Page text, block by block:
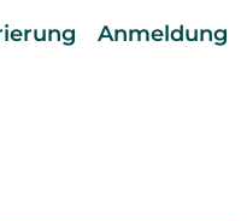
Anmeldung